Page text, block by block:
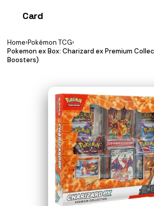
Card
Home›Pokémon TCG›
Pokemon ex Box: Charizard ex Premium
Boosters)